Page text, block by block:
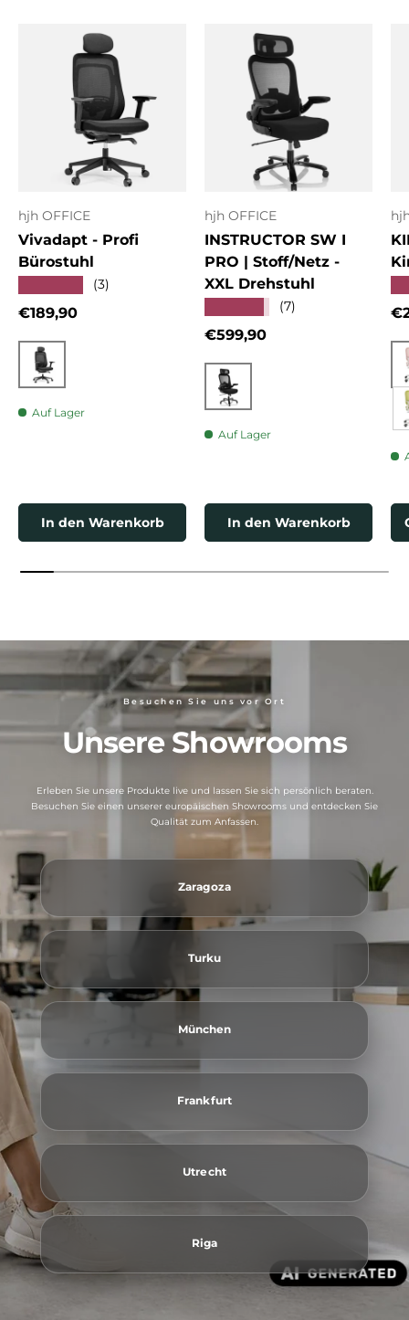
hjh OFFICE
Vivadapt - Profi
Bürostuhl
(3)
Normaler Preis
€189,90
Schwarz
Auf Lager
In den Warenkorb
hjh OFFICE
INSTRUCTOR SW I
PRO | Stoff/Netz -
XXL Drehstuhl
(7)
Normaler Preis
€599,90
Schwarz
Auf Lager
In den Warenkorb
Besuchen Sie uns vor Ort
Unsere Showrooms
Erleben Sie unsere Produkte live und lassen Sie sich persönlich beraten.
Besuchen Sie einen unserer europäischen Showrooms und entdecken Sie
Qualität zum Anfassen.
Zaragoza
Turku
München
Frankfurt
Utrecht
Riga